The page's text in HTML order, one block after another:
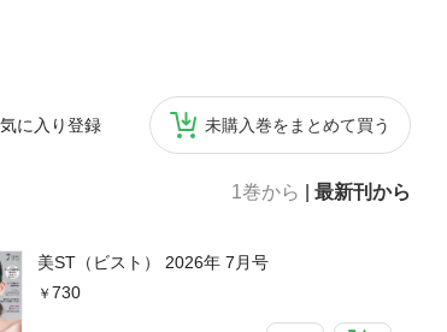
に入り登録 未購入巻をまとめて買う
1巻から 最新刊から
美ST（ビスト） 2026年 7月号
730